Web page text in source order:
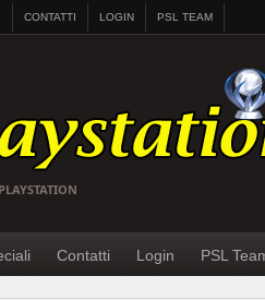
CONTATTI LOGIN PSL TEAM
Contatti Login PSL